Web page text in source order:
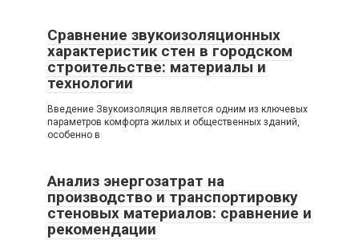
Сравнение звукоизоляционных
характеристик стен в городском
строительстве: материалы и
технологии
Введение Звукоизоляция является одним из ключевых
параметров комфорта жилых и общественных зданий,
особенно в
Анализ энергозатрат на
производство и транспортировку
стеновых материалов: сравнение и
рекомендации